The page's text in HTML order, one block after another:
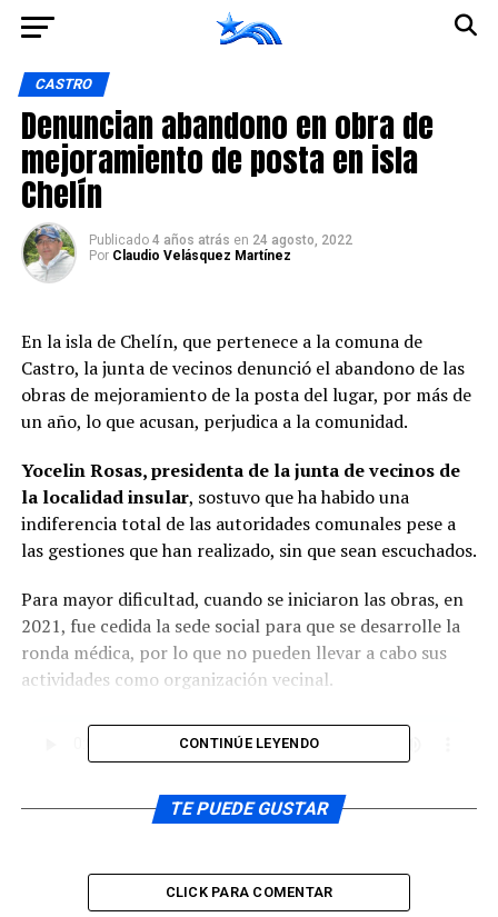
CASTRO
Denuncian abandono en obra de
mejoramiento de posta en isla
Chelín
Publicado 4 años atrás en 24 agosto, 2022
Por Claudio Velásquez Martínez
En la isla de Chelín, que pertenece a la comuna de
Castro, la junta de vecinos denunció el abandono de las
obras de mejoramiento de la posta del lugar, por más de
un año, lo que acusan, perjudica a la comunidad.
Yocelin Rosas, presidenta de la junta de vecinos de
la localidad insular, sostuvo que ha habido una
indiferencia total de las autoridades comunales pese a
las gestiones que han realizado, sin que sean escuchados.
Para mayor dificultad, cuando se iniciaron las obras, en
2021, fue cedida la sede social para que se desarrolle la
ronda médica, por lo que no pueden llevar a cabo sus
actividades como organización vecinal.
Al respecto de este problema que afecta a los vecinos de
consejero regional Nelson Águila
contrato que deberá ser liquidado, para nuevamente
reevaluar el proyecto y llamar a una segunda licitación.
CONTINÚE LEYENDO
TE PUEDE GUSTAR
CLICK PARA COMENTAR
Ir a la versión móvil